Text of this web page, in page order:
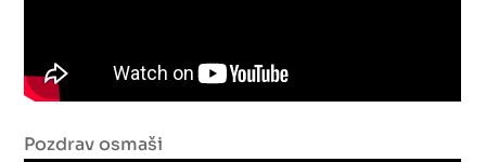
Pozdrav osmaši